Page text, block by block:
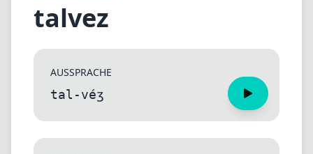
talvez
AUSSPRACHE
tal-véʒ